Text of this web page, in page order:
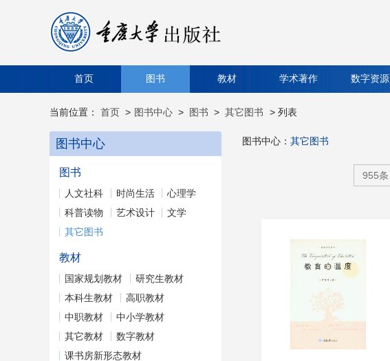
首页 图书 教材 学术著作 数字资源
当前位置： 首页 > 图书中心 > 图书 > 其它图书 > 列表
图书中心
图书
人文社科 时尚生活
心理学
科普读物
艺术设计
文学
其它图书
教材
国家规划教材
研究生教材
本科生教材
高职教材
中职教材
中小学教材
其它教材
数字教材
课书房新形态教材
图书中心： 其它图书
955条